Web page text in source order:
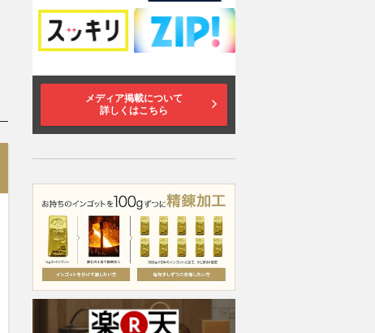
メディア掲載について
詳しくはこちら